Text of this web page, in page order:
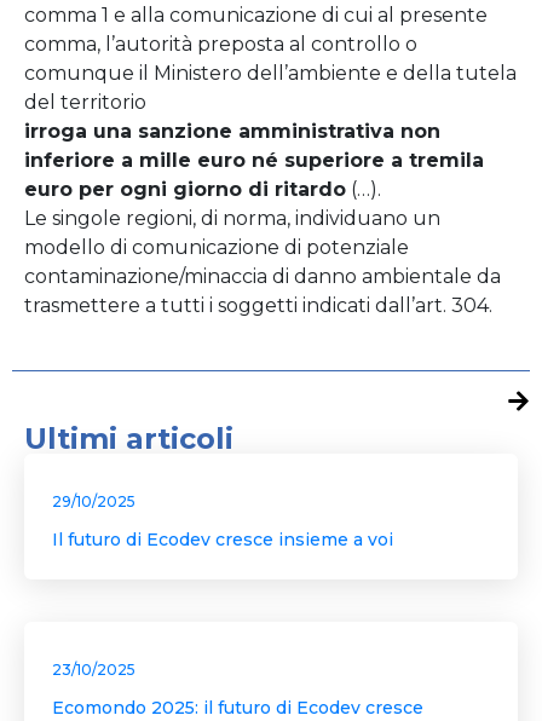
comma 1 e alla comunicazione di cui al presente
comma, l’autorità preposta al controllo o
comunque il Ministero dell’ambiente e della tutela
del territorio
irroga una sanzione amministrativa non
inferiore a mille euro né superiore a tremila
euro per ogni giorno di ritardo (…).
Le singole regioni, di norma, individuano un
modello di comunicazione di potenziale
contaminazione/minaccia di danno ambientale da
trasmettere a tutti i soggetti indicati dall’art. 304.
Ultimi articoli
29/10/2025
Il futuro di Ecodev cresce insieme a voi
23/10/2025
Ecomondo 2025: il futuro di Ecodev cresce